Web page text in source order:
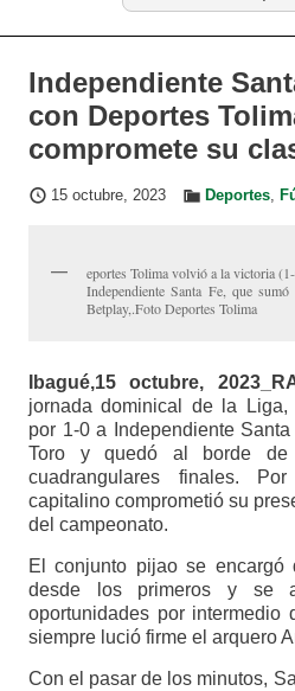
Independiente
con Deportes
compromete su
15 octubre, 2023 Deportes,
eportes Tolima volvió a la victoria
Independiente Santa Fe, que
Betplay,.Foto Deportes Tolima
Ibagué,15 octubre,
jornada dominical de la Liga,
por 1-0 a Independiente
Toro y quedó al borde
cuadrangulares finales.
capitalino comprometió su
del campeonato.
El conjunto pijao se encargó
desde los primeros y se
oportunidades por intermedio
siempre lució firme el arquero
Con el pasar de los minutos,